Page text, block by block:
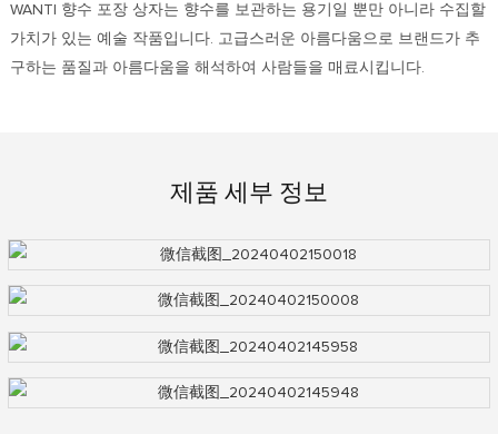
WANTI 향수 포장 상자는 향수를 보관하는 용기일 뿐만 아니라 수집할
가치가 있는 예술 작품입니다. 고급스러운 아름다움으로 브랜드가 추
구하는 품질과 아름다움을 해석하여 사람들을 매료시킵니다.
제품 세부 정보